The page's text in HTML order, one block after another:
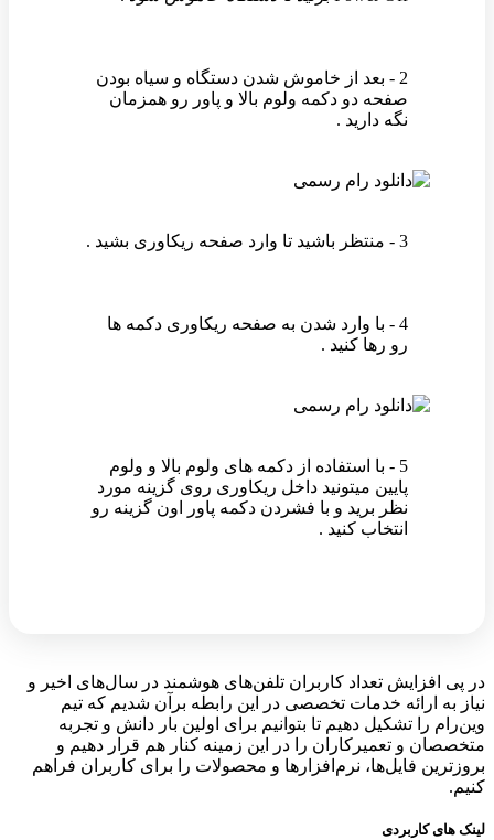
2 - بعد از خاموش شدن دستگاه و سیاه بودن
صفحه دو دکمه ولوم بالا و پاور رو همزمان
نگه دارید .
3 - منتظر باشید تا وارد صفحه ریکاوری بشید .
4 - با وارد شدن به صفحه ریکاوری دکمه ها
رو رها کنید .
5 - با استفاده از دکمه های ولوم بالا و ولوم
پایین میتونید داخل ریکاوری روی گزینه مورد
نظر برید و با فشردن دکمه پاور اون گزینه رو
انتخاب کنید .
در پی افزایش تعداد کاربران تلفن‌های هوشمند در سال‌های اخیر و
نیاز به ارائه خدمات تخصصی در این رابطه برآن شدیم که تیم
وین‌رام را تشکیل دهیم تا بتوانیم برای اولین بار دانش و تجربه
متخصصان و تعمیرکاران را در این زمینه کنار هم قرار دهیم و
بروزترین فایل‌ها، نرم‌افزارها و محصولات را برای کاربران فراهم
کنیم.
لینک های کاربردی